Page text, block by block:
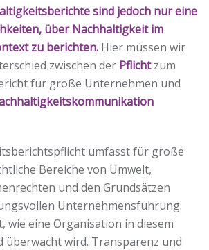
sind jedoch nur eine
über Nachhaltigkeit im
zu berichten. Hier müssen wir
zwischen der Pflichtzum
für große Unternehmen und
umfasst für große
Bereiche von Umwelt,
und den Grundsätzen
Unternehmensführung.
wie eine Organisation in diesem
überwacht wird. Transparenz und